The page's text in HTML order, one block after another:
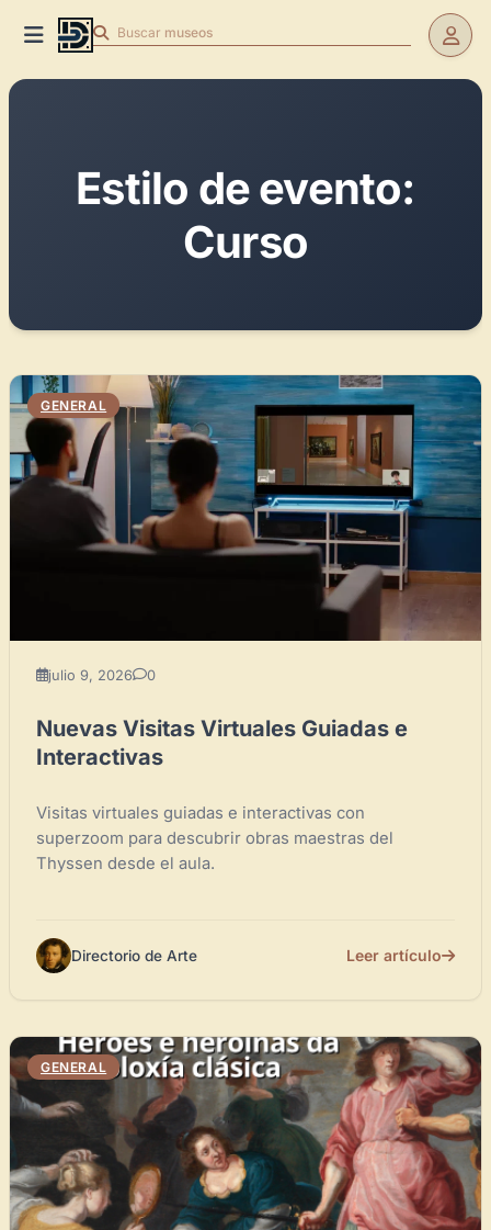
Buscar museos
Estilo de evento:
Curso
GENERAL
julio 9, 2026 0
Nuevas Visitas Virtuales Guiadas e
Interactivas
Visitas virtuales guiadas e interactivas con
superzoom para descubrir obras maestras del
Thyssen desde el aula.
Directorio de Arte Leer artículo
GENERAL